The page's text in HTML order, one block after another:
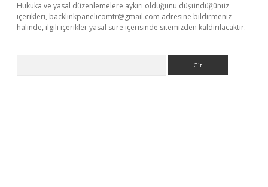
Hukuka ve yasal düzenlemelere aykırı olduğunu düşündüğünüz
içerikleri, backlinkpanelicomtr@gmail.com adresine bildirmeniz
halinde, ilgili içerikler yasal süre içerisinde sitemizden kaldırılacaktır.